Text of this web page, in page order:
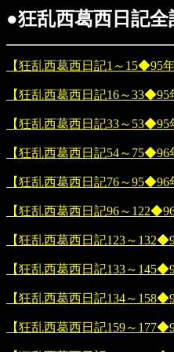
●狂乱西葛西日記全
【狂乱西葛西日記1～15◆95
【狂乱西葛西日記16～33◆95
【狂乱西葛西日記33～53◆95
【狂乱西葛西日記54～75◆96
【狂乱西葛西日記76～95◆96
【狂乱西葛西日記96～
【狂乱西葛西日記123～
【狂乱西葛西日記133～
【狂乱西葛西日記134～
【狂乱西葛西日記159～